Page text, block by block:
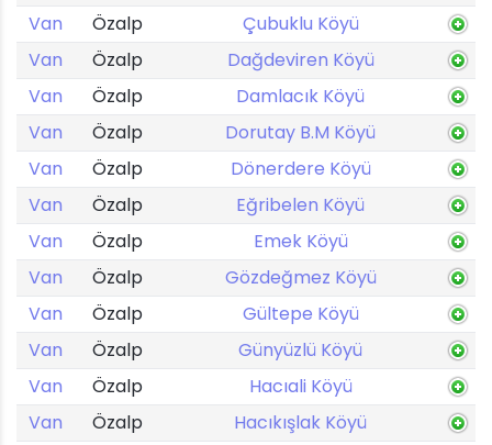
Van
Özalp
Çubuklu Köyü
Van
Özalp
Dağdeviren Köyü
Van
Özalp
Damlacık Köyü
Van
Özalp
Dorutay B.M Köyü
Van
Özalp
Dönerdere Köyü
Van
Özalp
Eğribelen Köyü
Van
Özalp
Emek Köyü
Van
Özalp
Gözdeğmez Köyü
Van
Özalp
Gültepe Köyü
Van
Özalp
Günyüzlü Köyü
Van
Özalp
Hacıali Köyü
Van
Özalp
Hacıkışlak Köyü